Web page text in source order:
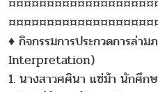
♦ กิจกรรมการประกวดการล่า
Interpretation)
1. นางสาวศศินา แซ่ม้า นักศึก